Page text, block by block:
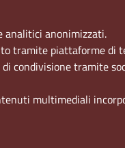
analitici anonimizzati.
tramite piattaforme di
condivisione tramite
multimediali